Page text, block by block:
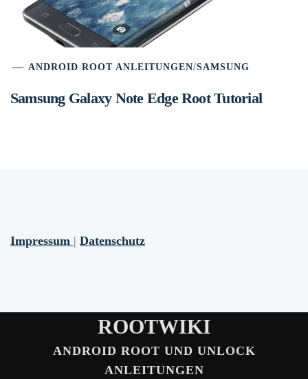
ANDROID ROOT ANLEITUNGEN/SAMSUNG
Samsung Galaxy Note Edge Root Tutorial
Impressum | Datenschutz
ROOTWIKI
ANDROID ROOT UND UNLOCK
ANLEITUNGEN